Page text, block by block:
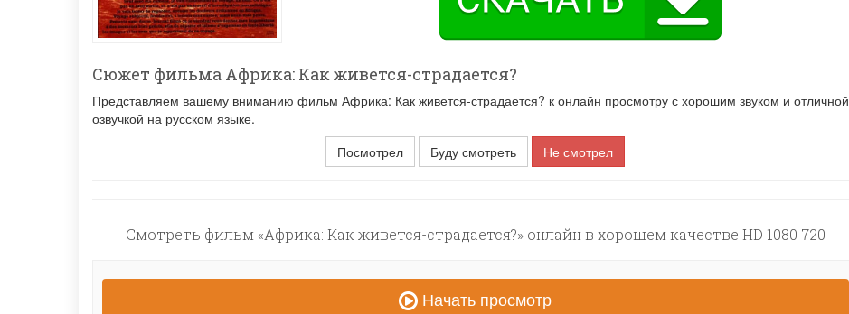
Сюжет фильма Африка: Как живется-страдается?
Представляем вашему вниманию фильм Африка: Как живется-страдается? к онлайн просмотру с хорошим звуком и отличной
озвучкой на русском языке.
Посмотрел
Буду смотреть Не смотрел
Смотреть фильм «Африка: Как живется-страдается?» онлайн в хорошем качестве HD 1080 720
Начать просмотр